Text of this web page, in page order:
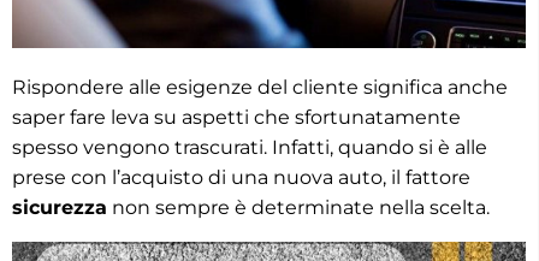
Rispondere alle esigenze del cliente significa anche
saper fare leva su aspetti che sfortunatamente
spesso vengono trascurati. Infatti, quando si è alle
prese con l’acquisto di una nuova auto, il fattore
sicurezza non sempre è determinate nella scelta.